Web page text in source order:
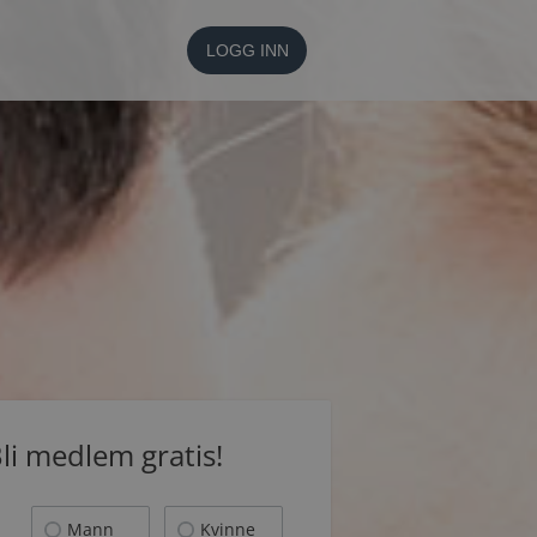
LOGG INN
medlem gratis!
Mann Kvinne